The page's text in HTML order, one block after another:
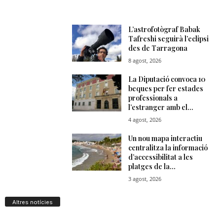
Altres notícies